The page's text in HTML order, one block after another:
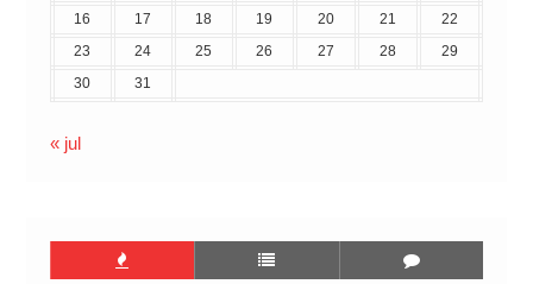
16
17 18 19 20 21
22
23
24 25 26 27 28
29
30
31
« jul